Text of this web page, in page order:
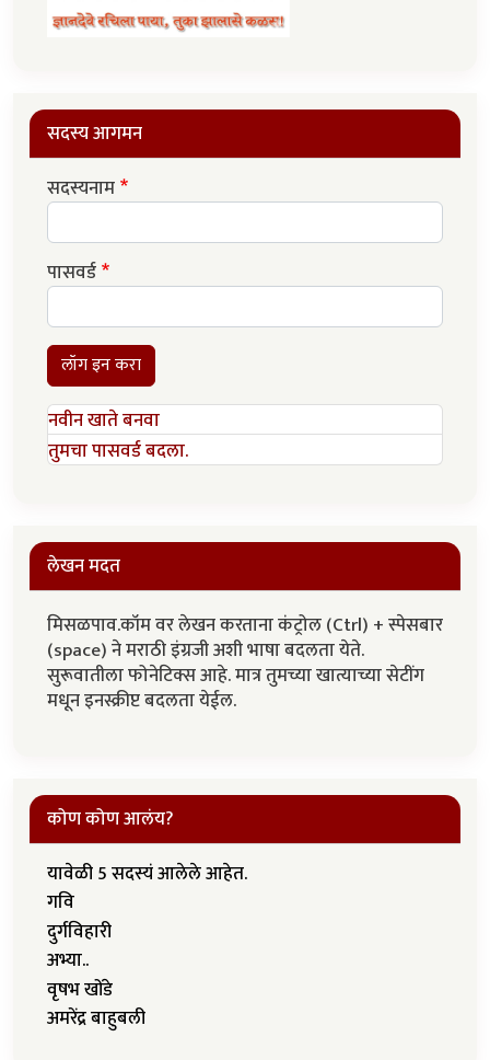
सदस्य आगमन
सदस्यनाम
पासवर्ड
लॉग इन करा
नवीन खाते बनवा
तुमचा पासवर्ड बदला.
लेखन मदत
मिसळपाव.कॉम वर लेखन करताना कंट्रोल (Ctrl) + स्पेसबार
(space) ने मराठी इंग्रजी अशी भाषा बदलता येते.
सुरूवातीला फोनेटिक्स आहे. मात्र तुमच्या खात्याच्या सेटींग
मधून इनस्क्रीप्ट बदलता येईल.
कोण कोण आलंय?
यावेळी 5 सदस्यं आलेले आहेत.
गवि
दुर्गविहारी
अभ्या..
वृषभ खोंडे
अमरेंद्र बाहुबली